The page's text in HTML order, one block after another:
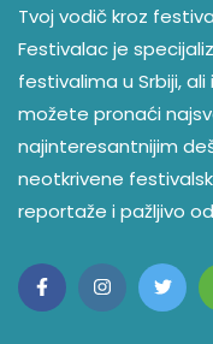
Tvoj vodič kroz
Festivalac je
festivalima u Srbiji,
možete pronaći
najinteresantnijim
neotkrivene
reportaže i pažljivo